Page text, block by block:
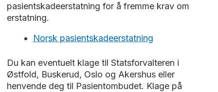
pasientskadeerstatning for å fremme krav om
erstatning.
Norsk pasientskadeerstatning
Du kan eventuelt klage til Statsforvalteren i
Østfold, Buskerud, Oslo og Akershus eller
henvende deg til Pasientombudet. Klage på